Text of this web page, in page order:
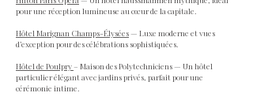
pour une réception lumineuse au cœur de la capitale.
Hôtel Marignan Champs-Élysées— Luxe moderne et vues
d’exception pour des célébrations sophistiquées.
Hôtel de Poulpry– Maison des Polytechniciens — Un hôtel
particulier élégant avec jardins privés, parfait pour une
cérémonie intime.